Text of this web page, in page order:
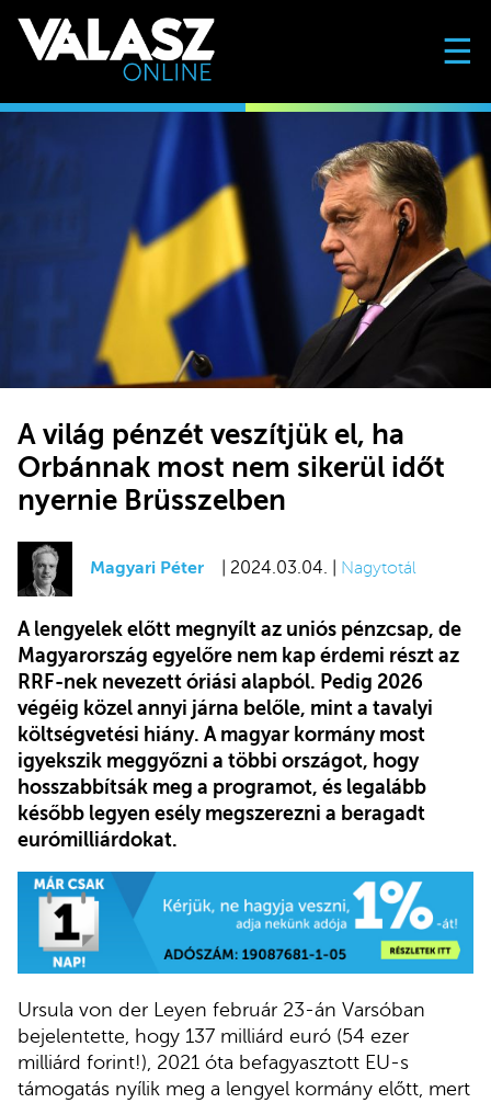
☰
A világ pénzét veszítjük el, ha
Orbánnak most nem sikerül időt
nyernie Brüsszelben
Magyari Péter | 2024.03.04. | Nagytotál
A lengyelek előtt megnyílt az uniós pénzcsap, de
Magyarország egyelőre nem kap érdemi részt az
RRF-nek nevezett óriási alapból. Pedig 2026
végéig közel annyi járna belőle, mint a tavalyi
költségvetési hiány. A magyar kormány most
igyekszik meggyőzni a többi országot, hogy
hosszabbítsák meg a programot, és legalább
később legyen esély megszerezni a beragadt
eurómilliárdokat.
Ursula von der Leyen február 23-án Varsóban
bejelentette, hogy 137 milliárd euró (54 ezer
milliárd forint!), 2021 óta befagyasztott EU-s
támogatás nyílik meg a lengyel kormány előtt, mert